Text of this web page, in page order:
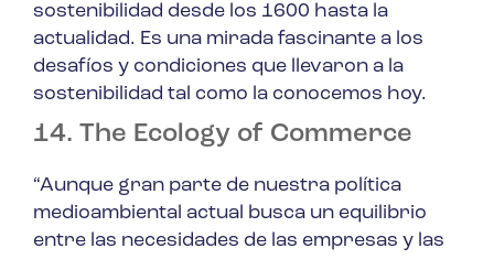
sostenibilidad desde los 1600 hasta la
actualidad. Es una mirada fascinante a los
desafíos y condiciones que llevaron a la
sostenibilidad tal como la conocemos hoy.
14. The Ecology of Commerce
“Aunque gran parte de nuestra política
medioambiental actual busca un equilibrio
entre las necesidades de las empresas y las